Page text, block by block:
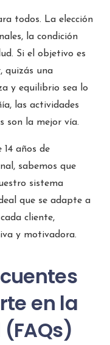
todos. La elección
la condición
Si el objetivo es
quizás una
y equilibrio sea lo
las actividades
son la mejor vía.
años de
sabemos que
sistema
que se adapte a
cliente,
y motivadora.
en la